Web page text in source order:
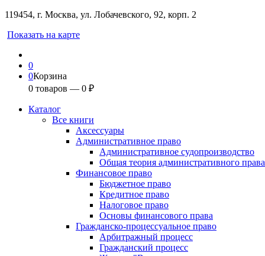
119454, г. Москва, ул. Лобачевского, 92, корп. 2
Показать на карте
0
0Корзина
0 товаров — 0 ₽
Каталог
Все книги
Аксессуары
Административное право
Административное судопроизводство
Общая теория административного права
Финансовое право
Бюджетное право
Кредитное право
Налоговое право
Основы финансового права
Гражданско-процессуальное право
Арбитражный процесс
Гражданский процесс